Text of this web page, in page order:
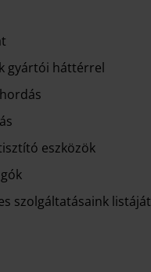
gyártói háttérrel
eszközök
szolgáltatásaink listáját